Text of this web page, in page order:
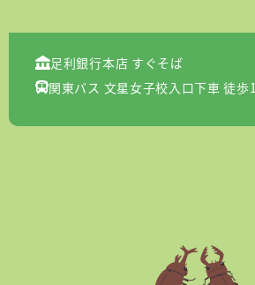
足利銀行本店 すぐそば
関東バス 文星女子校入口下車 徒歩